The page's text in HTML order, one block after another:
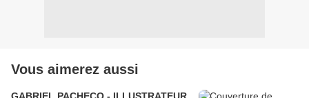
Vous aimerez aussi